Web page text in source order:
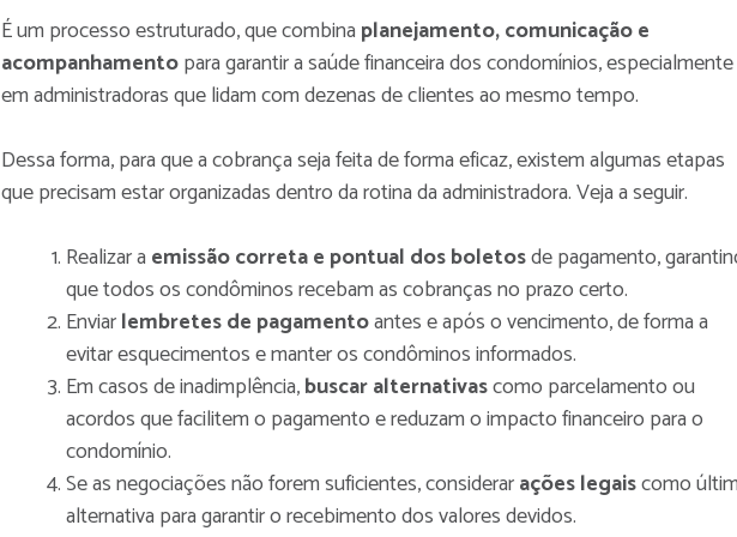
É um processo estruturado, que combina planejamento, comunicação e
acompanhamentopara garantir a saúde financeira dos condomínios, especialmente
em administradoras que lidam com dezenas de clientes ao mesmo tempo.
Dessa forma, para que a cobrança seja feita de forma eficaz, existem algumas etapas
que precisam estar organizadas dentro da rotina da administradora. Veja a seguir.
Realizar a emissão correta e pontual dos boletosde pagamento,
que todos os condôminos recebam as cobranças no prazo certo.
Enviarlembretes de pagamentoantes e após o vencimento, de forma a
evitar esquecimentos e manter os condôminos informados.
Em casos de inadimplência,buscar alternativascomo parcelamento ou
acordos que facilitem o pagamento e reduzam o impacto financeiro para o
condomínio.
Se as negociações não forem suficientes, considerarações legaiscomo
alternativa para garantir o recebimento dos valores devidos.